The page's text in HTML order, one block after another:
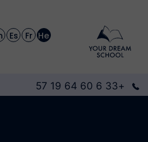
Fr
Es
En
+33 6 60 64 19 57